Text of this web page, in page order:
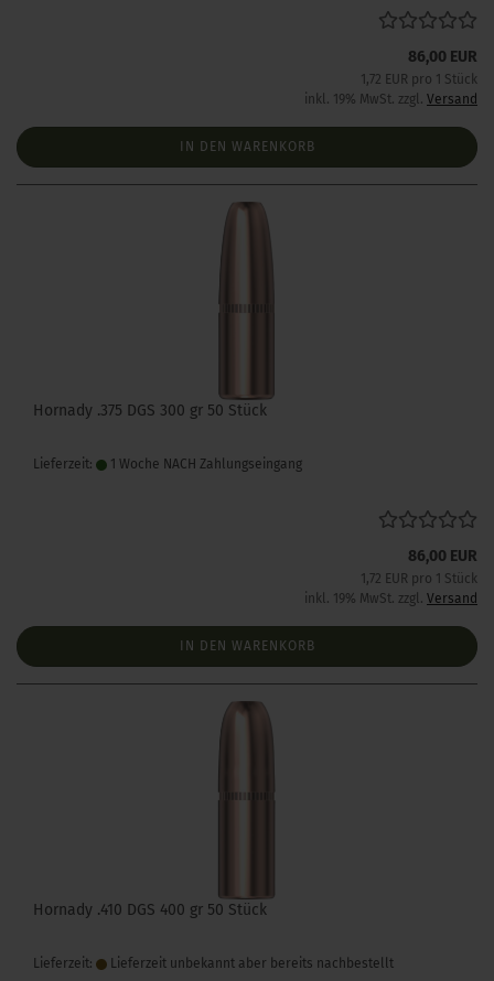
86,00 EUR
1,72 EUR pro 1 Stück
inkl. 19% MwSt. zzgl. Versand
IN DEN WARENKORB
Hornady .375 DGS 300 gr 50 Stück
Lieferzeit: 1 Woche NACH Zahlungseingang
86,00 EUR
1,72 EUR pro 1 Stück
inkl. 19% MwSt. zzgl. Versand
IN DEN WARENKORB
Hornady .410 DGS 400 gr 50 Stück
Lieferzeit: Lieferzeit unbekannt aber bereits nachbestellt